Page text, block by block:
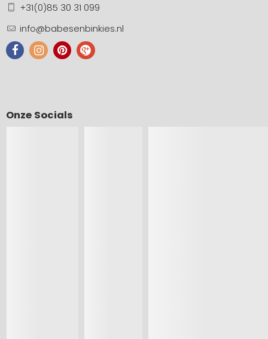
+31(0)85 30 31 099
info@babesenbinkies.nl
Onze Socials